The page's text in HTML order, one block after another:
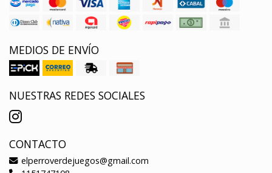
MEDIOS DE ENVÍO
NUESTRAS REDES SOCIALES
CONTACTO
elperroverdejuegos@gmail.com